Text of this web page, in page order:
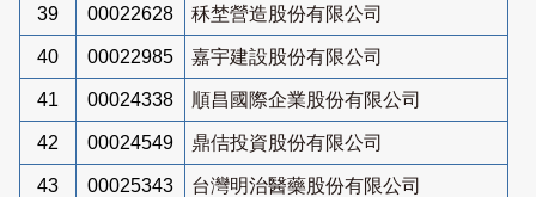
39 00022628 秝埜營造股份有限公司
40 00022985 嘉宇建設股份有限公司
41 00024338 順昌國際企業股份有限公司
42 00024549 鼎佶投資股份有限公司
43 00025343 台灣明治醫藥股份有限公司